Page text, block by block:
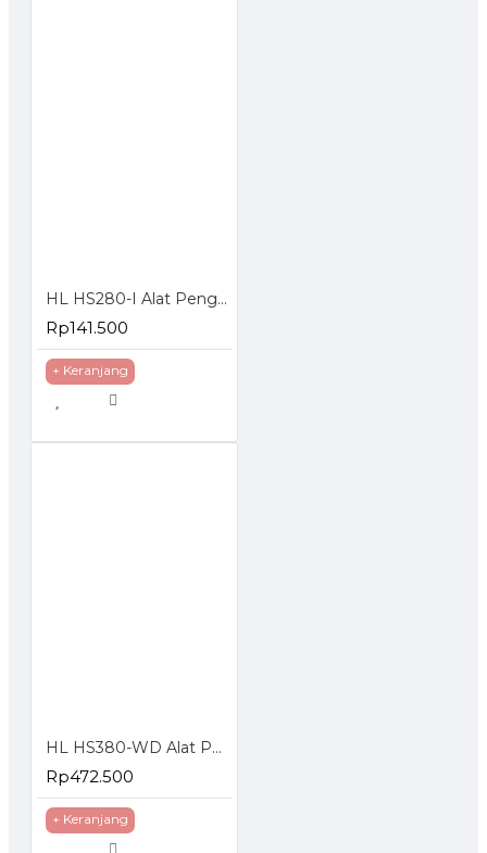
HL HS280-I Alat Pengemas Makanan Kering Vacuum Sealer 2 in 1
Rp141.500
+ Keranjang
HL HS380-WD Alat Pengemas Makanan Kering Basah Vacuum Sealer
Rp472.500
+ Keranjang